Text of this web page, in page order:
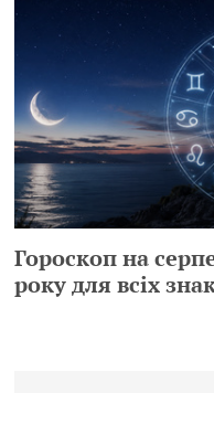
Гороскоп на
року для всіх